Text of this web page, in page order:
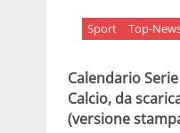
Sport Top-
Calendario
Calcio, da
(versione